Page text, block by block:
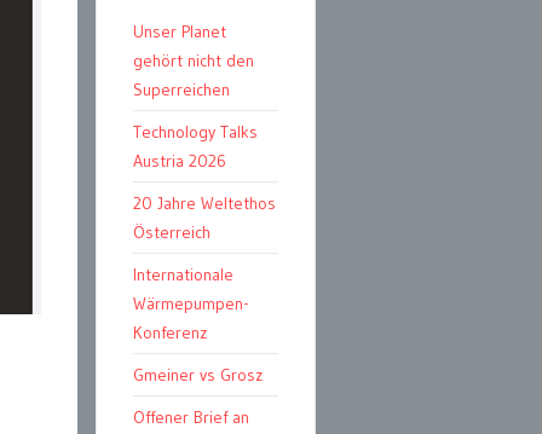
Unser Planet
gehört nicht den
Superreichen
Technology Talks
Austria 2026
20 Jahre Weltethos
Österreich
Internationale
Wärmepumpen-
Konferenz
Gmeiner vs Grosz
Offener Brief an